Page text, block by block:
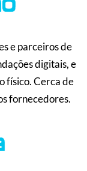
e parceiros de
digitais, e
físico. Cerca de
fornecedores.